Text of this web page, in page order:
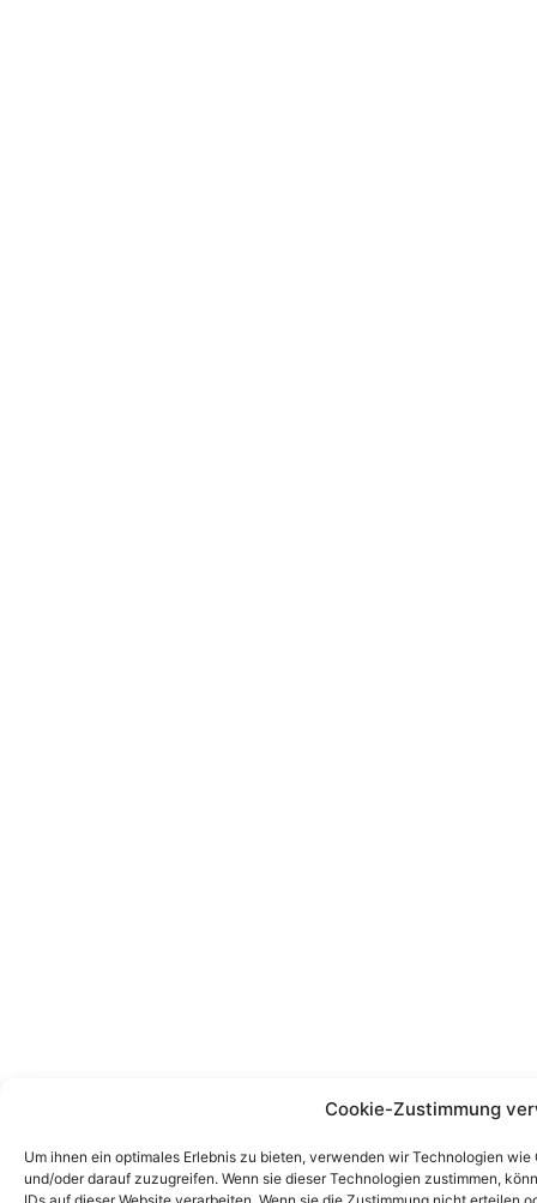
Cookie-Zustimmung
Um ihnen ein optimales Erlebnis zu bieten, verwenden wir Technologien
und/oder darauf zuzugreifen. Wenn sie dieser Technologien zustimmen,